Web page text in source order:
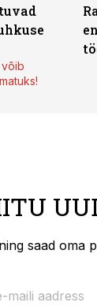
saad oma